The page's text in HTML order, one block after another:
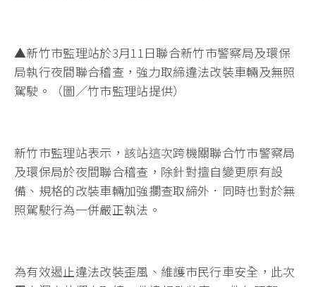
▲新竹市監理站於3月11日聯合新竹市警察局及環保
局執行夜間聯合稽查，強力取締違法改裝車輛及無照
駕駛。（圖／竹市監理站提供）
新竹市監理站表示，該站這次跨機關聯合竹市警察局
及環保局於夜間聯合稽查，除針對擅自變更原有設
備、規格的改裝車輛加強攔查取締外．同時也對於無
照駕駛行為一併嚴正執法。
為有效遏止違法改裝歪風、維護市民行車安全，此次